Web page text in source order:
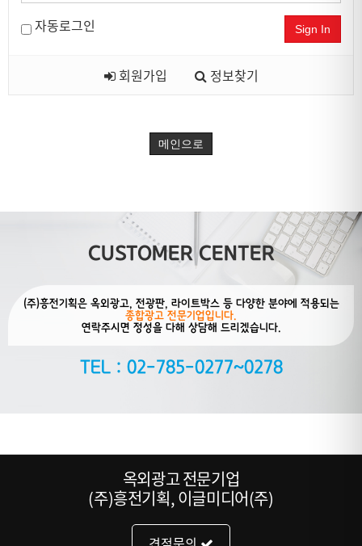
자동로그인 Sign In
회원가입 정보찾기
메인으로
CUSTOMER CENTER
(주)흥전기획은 옥외광고, 전광판, 라이트박스 등 다양한 분야에 적용되는
종합광고 전문기업입니다.
연락주시면 정성을 다해 상담해 드리겠습니다.
TEL : 02-785-0277~0278
옥외광고 전문기업
(주)흥전기획, 이글미디어(주)